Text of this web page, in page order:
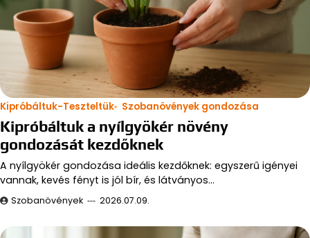
Kipróbáltuk-Teszteltük Szobanövények gondozása
Kipróbáltuk a nyílgyökér növény
gondozását kezdőknek
A nyílgyökér gondozása ideális kezdőknek: egyszerű igényei
vannak, kevés fényt is jól bír, és látványos…
Szobanövények 2026.07.09.